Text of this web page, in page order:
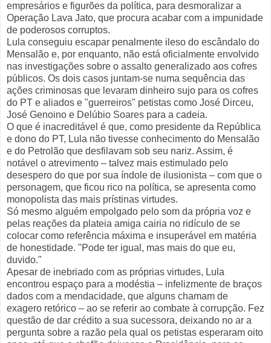
empresários e figurões da política, para desmoralizar a
Operação Lava Jato, que procura acabar com a impunidade
de poderosos corruptos.
Lula conseguiu escapar penalmente ileso do escândalo do
Mensalão e, por enquanto, não está oficialmente envolvido
nas investigações sobre o assalto generalizado aos cofres
públicos. Os dois casos juntam-se numa sequência das
ações criminosas que levaram dinheiro sujo para os cofres
do PT e aliados e "guerreiros" petistas como José Dirceu,
José Genoino e Delúbio Soares para a cadeia.
O que é inacreditável é que, como presidente da República
e dono do PT, Lula não tivesse conhecimento do Mensalão
e do Petrolão que desfilavam sob seu nariz. Assim, é
notável o atrevimento – talvez mais estimulado pelo
desespero do que por sua índole de ilusionista – com que o
personagem, que ficou rico na política, se apresenta como
monopolista das mais prístinas virtudes.
Só mesmo alguém empolgado pelo som da própria voz e
pelas reações da plateia amiga cairia no ridículo de se
colocar como referência máxima e insuperável em matéria
de honestidade. "Pode ter igual, mas mais do que eu,
duvido."
Apesar de inebriado com as próprias virtudes, Lula
encontrou espaço para a modéstia – infelizmente de braços
dados com a mendacidade, que alguns chamam de
exagero retórico – ao se referir ao combate à corrupção. Fez
questão de dar crédito a sua sucessora, deixando no ar a
pergunta sobre a razão pela qual os petistas esperaram oito